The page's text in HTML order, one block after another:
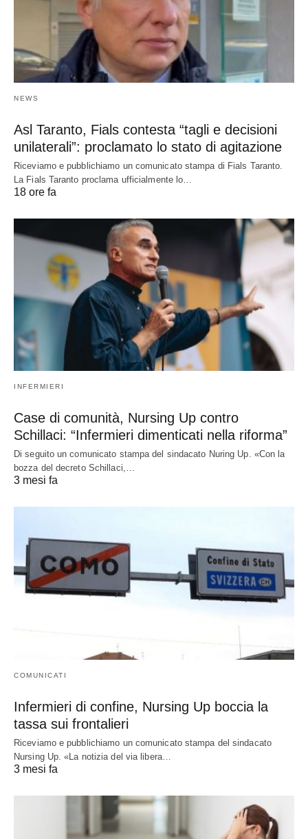
NEWS
Asl Taranto, Fials contesta “tagli e decisioni
unilaterali”: proclamato lo stato di agitazione
Riceviamo e pubblichiamo un comunicato stampa di Fials Taranto.
La Fials Taranto proclama ufficialmente lo…
18 ore fa
INFERMIERI
Case di comunità, Nursing Up contro
Schillaci: “Infermieri dimenticati nella riforma”
Di seguito un comunicato stampa del sindacato Nuring Up. «Con la
bozza del decreto Schillaci,…
3 mesi fa
COMUNICATI
Infermieri di confine, Nursing Up boccia la
tassa sui frontalieri
Riceviamo e pubblichiamo un comunicato stampa del sindacato
Nursing Up. «La notizia del via libera…
3 mesi fa